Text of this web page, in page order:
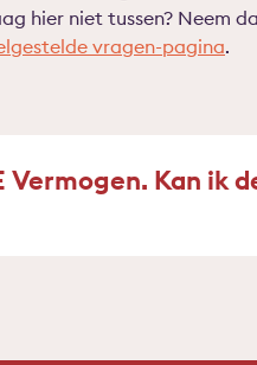
hier niet tussen? Neem
vragen-pagina.
Vermogen. Kan ik